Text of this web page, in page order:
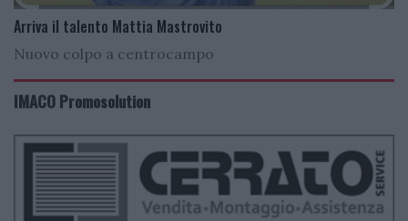
Arriva il talento Mattia Mastrovito
Nuovo colpo a centrocampo
IMACO Promosolution